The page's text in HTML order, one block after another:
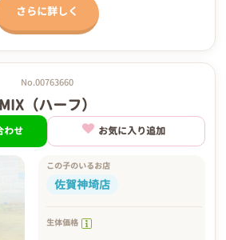
さらに詳しく
No.00763660
MIX（ハーフ）
わせ お気に入り追加
この子のいるお店
佐賀神埼店
生体価格